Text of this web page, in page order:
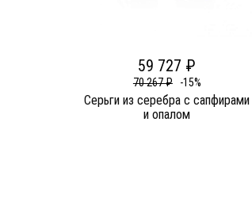
59 727 ₽
70 267 ₽ -15%
Серьги из серебра c сапфирами
и опалом